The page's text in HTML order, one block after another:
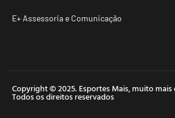
E+ Assessoria e Comunicação
Copyright © 2025. Esportes Mais, muito
Todos os direitos reservados